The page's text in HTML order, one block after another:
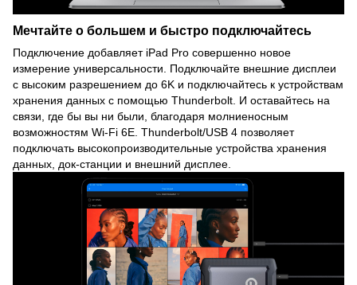
Мечтайте о большем и быстро подключайтесь
Подключение добавляет iPad Pro совершенно новое
измерение универсальности. Подключайте внешние дисплеи
с высоким разрешением до 6K и подключайтесь к устройствам
хранения данных с помощью Thunderbolt. И оставайтесь на
связи, где бы вы ни были, благодаря молниеносным
возможностям Wi-Fi 6E. Thunderbolt/USB 4 позволяет
подключать высокопроизводительные устройства хранения
данных, док-станции и внешний дисплее.